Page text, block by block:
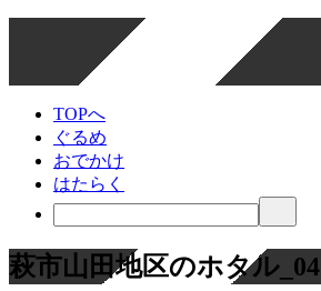
TOPへ
ぐるめ
おでかけ
はたらく
萩市山田地区のホタル_04